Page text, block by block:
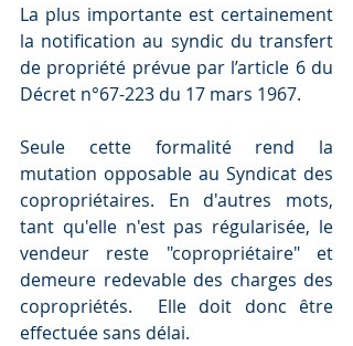
La plus importante est certainement
la notification au syndic du transfert
de propriété prévue par l’article 6 du
Décret n°67-223 du 17 mars 1967.
Seule cette formalité rend la
mutation opposable au Syndicat des
copropriétaires. En d'autres mots,
tant qu'elle n'est pas régularisée, le
vendeur reste "copropriétaire" et
demeure redevable des charges des
copropriétés.  Elle doit donc être
effectuée sans délai.